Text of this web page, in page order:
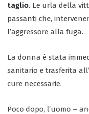
taglio. Le urla della
passanti che,
l’aggressore alla fuga.
La donna è stata
sanitario e trasferita
cure necessarie.
Poco dopo, l’uomo –